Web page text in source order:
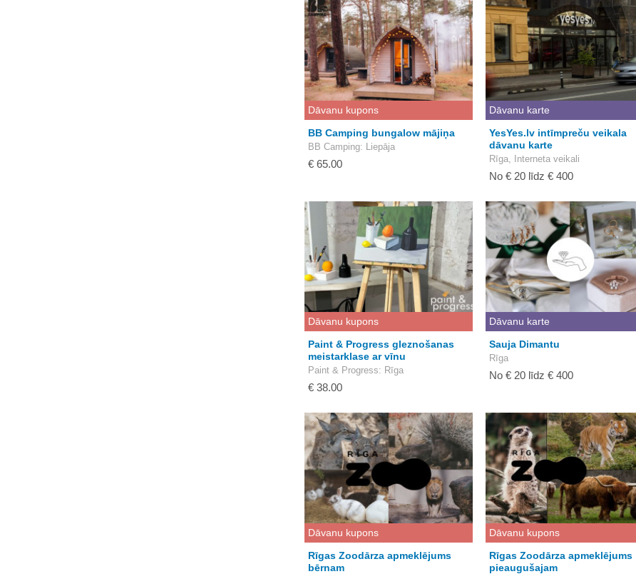
Dāvanu kupons
BB Camping bungalow mājiņa
BB Camping: Liepāja
€ 65.00
Dāvanu karte
YesYes.lv intīmpreču veikala
dāvanu karte
Rīga, Interneta veikali
No € 20 līdz € 400
Dāvanu kupons
Paint & Progress gleznošanas
meistarklase ar vīnu
Paint & Progress: Rīga
€ 38.00
Dāvanu karte
Sauja Dimantu
Rīga
No € 20 līdz € 400
Dāvanu kupons
Rīgas Zoodārza apmeklējums
bērnam
Dāvanu kupons
Rīgas Zoodārza apmeklējums
pieaugušajam